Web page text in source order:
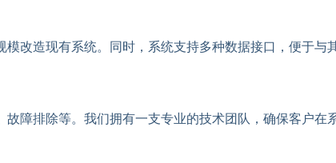
改造现有系统。同时，系统支持多种数据接口，便于与
障排除等。我们拥有一支专业的技术团队，确保客户在